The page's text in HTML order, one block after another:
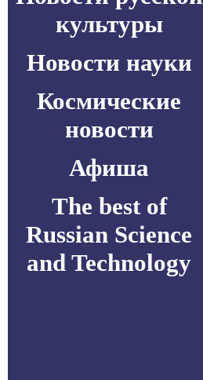
культуры
Новости науки
Космические
новости
Афиша
The best of
Russian Science
and Technology